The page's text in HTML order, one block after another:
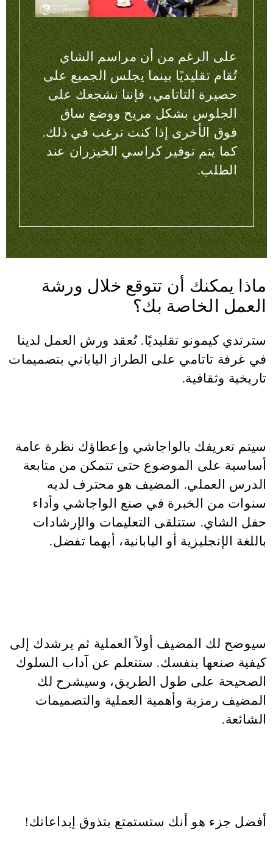
على الرغم من أن مراسم الشاي
تُقام تقليديًا بينما يجلس الجميع على
حصيرة التاتامي، فإننا نشجعك على
الجلوس بشكل مريح ووضع ساق
فوق الأخرى إذا كنت ترغب في ذلك.
كما يتم توفير كراسي الخيزران عند
الطلب.
ماذا يمكنك أن تتوقع خلال ورشة
العمل الخاصة بك؟
سترتدي كيمونو تقليديًا. تُعقد ورش العمل لدينا
في غرفة تاتامي على الطراز الياباني بتصميمات
تاريخية وثقافية.
سيتم تعريفك بالواجاشي وإعطاؤك نظرة عامة
أساسية على الموضوع حتى تتمكن من متابعة
الدرس العملي. المضيف هو محترف لديه
سنوات من الخبرة في صنع الواجاشي وأداء
حفل الشاي. ستتلقى التعليمات والإرشادات
باللغة الإنجليزية أو اليابانية، أيهما تفضل.
سيوضح لك المضيف أولاً العملية ثم يرشدك إلى
كيفية صنعها بنفسك. ستتعلم عن آداب السلوك
الصحيحة على طول الطريق، وسيشرح لك
المضيف رمزية وأهمية العملية والتصميمات
الشائعة.
أفضل جزء هو أنك ستستمتع بتذوق إبداعاتك!